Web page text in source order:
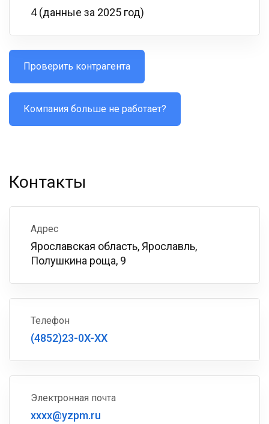
4 (данные за 2025 год)
Проверить контрагента
Компания больше не работает?
Контакты
Адрес
Ярославская область, Ярославль,
Полушкина роща, 9
Телефон
(4852)23-0X-XX
Электронная почта
xxxx@yzpm.ru